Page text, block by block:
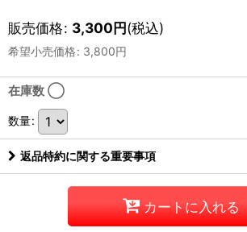
販売価格: 3,300円(税込)
希望小売価格: 3,800円
在庫数 ◯
数量:
返品特約に関する重要事項
カートに入れる